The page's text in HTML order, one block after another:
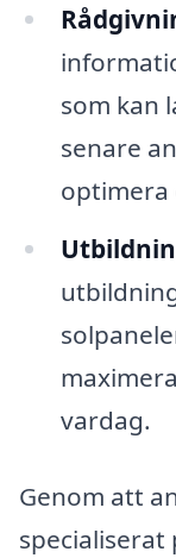
som kan
senare
vardag.
Genom att
specialiserat